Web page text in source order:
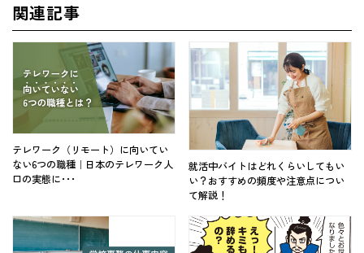
関連記事
テレワーク（リモート）に向いてい
ない6つの職種｜日本のテレワーク人
口の実態に･･･
就活中バイトはどれくらいしてもい
い？おすすめの頻度や注意点につい
て解説！